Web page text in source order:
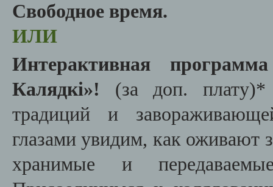
Свободное время.
ИЛИ
Интерактивная
Калядкі»! (за доп. плату)*
традиций и
глазами увидим, как оживают
хранимые и